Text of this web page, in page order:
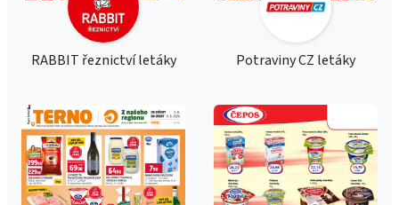
RABBIT řeznictví letáky Potraviny CZ letáky